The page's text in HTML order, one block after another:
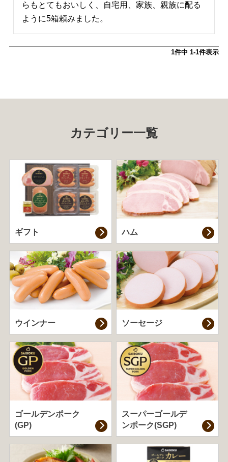
らもとてもおいしく、自宅用、家族、親族に配る
ように5箱頼みました。
1件中 1-1件表示
カテゴリー一覧
ギフト ハム
ウインナー ソーセージ
ゴールデンポーク
(GP)
スーパーゴールデ
ンポーク(SGP)